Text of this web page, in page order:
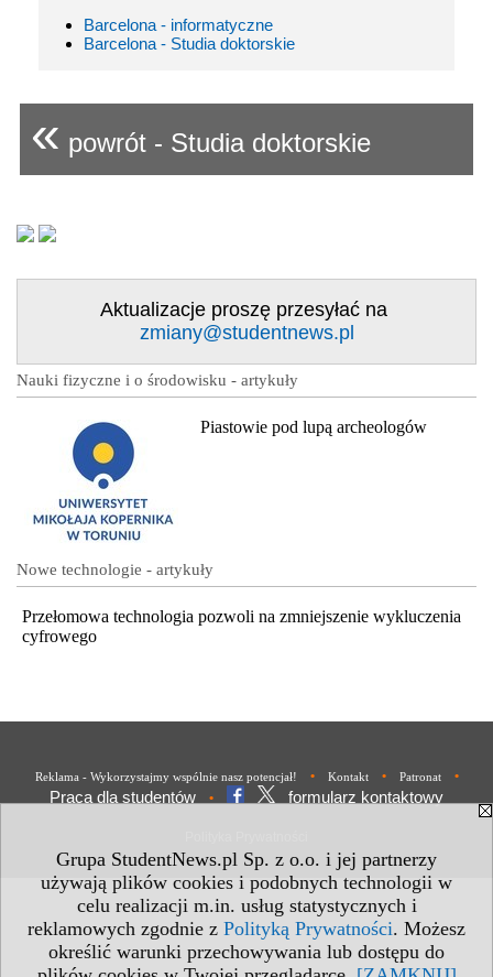
Grupa StudentNews.pl Sp. z o.o. i jej partnerzy
używają plików cookies i podobnych technologii w
celu realizacji m.in. usług statystycznych i
reklamowych zgodnie z Polityką Prywatności. Możesz
określić warunki przechowywania lub dostępu do
Barcelona - informatyczne
Barcelona - Studia doktorskie
« powrót - Studia doktorskie
Aktualizacje proszę przesyłać na
zmiany@studentnews.pl
Nauki fizyczne i o środowisku - artykuły
Piastowie pod lupą archeologów
Nowe technologie - artykuły
Przełomowa technologia pozwoli na zmniejszenie wykluczenia
cyfrowego
Reklama - Wykorzystajmy wspólnie nasz potencjał! • Kontakt • Patronat •
Praca dla studentów • formularz kontaktowy